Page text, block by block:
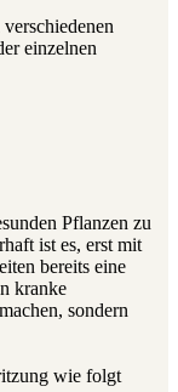
einzelnen
Pflanzen zu
ist es, erst mit
bereits eine
kranke
sondern
wie folgt